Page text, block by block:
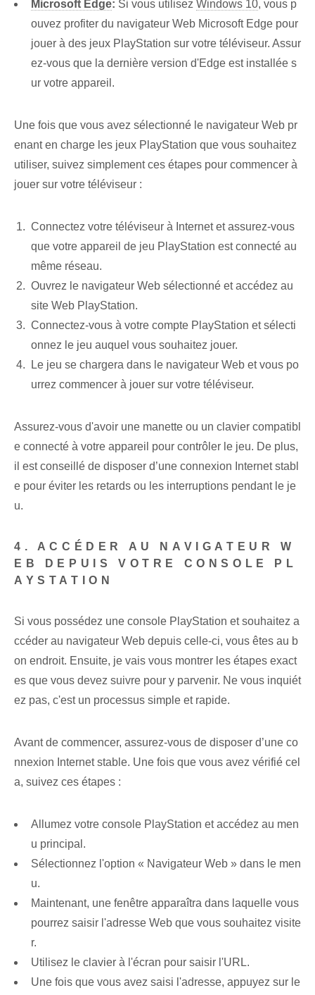
Microsoft Edge: Si vous utilisez Windows 10, vous p
ouvez profiter du navigateur Web Microsoft Edge pour
jouer à des jeux PlayStation sur votre téléviseur. Assur
ez-vous que la dernière version d'Edge est installée s
ur votre appareil.
Une fois que vous avez sélectionné le navigateur Web pr
enant en charge les jeux PlayStation que vous souhaitez
utiliser, suivez simplement ces étapes pour commencer à
jouer sur votre téléviseur :
Connectez votre téléviseur à Internet et assurez-vous
que votre appareil de jeu PlayStation est connecté au
même réseau.
Ouvrez le navigateur Web sélectionné et accédez au
site Web PlayStation.
Connectez-vous à votre compte PlayStation et sélecti
onnez le jeu auquel vous souhaitez jouer.
Le jeu se chargera dans le navigateur Web et vous po
urrez commencer à jouer sur votre téléviseur.
Assurez-vous d'avoir une manette ou un clavier compatibl
e connecté à votre appareil pour contrôler le jeu. De plus,
il est conseillé de disposer d’une connexion Internet stabl
e pour éviter les retards ou les interruptions pendant le je
u.
4. ACCÉDER AU NAVIGATEUR W
EB DEPUIS VOTRE CONSOLE PL
AYSTATION
Si vous possédez une console PlayStation et souhaitez a
ccéder au navigateur Web depuis celle-ci, vous êtes au b
on endroit. Ensuite, je vais vous montrer les étapes exact
es que vous devez suivre pour y parvenir. Ne vous inquiét
ez pas, c'est un processus simple et rapide.
Avant de commencer, assurez-vous de disposer d’une co
nnexion Internet stable. Une fois que vous avez vérifié cel
a, suivez ces étapes :
Allumez votre console PlayStation et accédez au men
u principal.
Sélectionnez l'option « Navigateur Web » dans le men
u.
Maintenant, une fenêtre apparaîtra dans laquelle vous
pourrez saisir l'adresse Web que vous souhaitez visite
r.
Utilisez le clavier à l'écran pour saisir l'URL.
Une fois que vous avez saisi l'adresse, appuyez sur le